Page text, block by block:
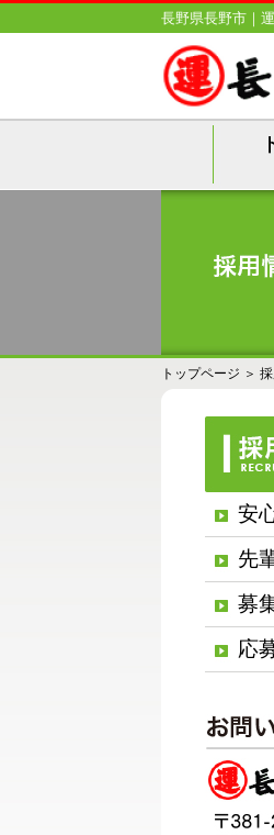
長野県長野市｜
トップページ ＞
安
先
募
応